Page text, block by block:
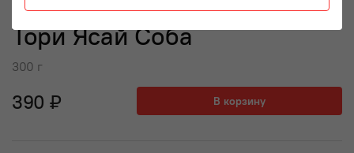
Тори Ясай Соба
300 г
390 ₽ В корзину